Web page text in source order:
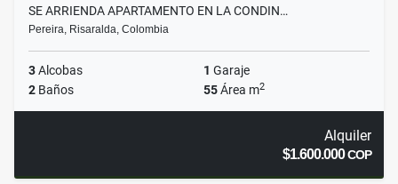
SE ARRIENDA APARTAMENTO EN LA CONDIN…
Pereira, Risaralda, Colombia
3Alcobas 1 Garaje
2 Baños 55Área m2
Alquiler
$1.600.000COP